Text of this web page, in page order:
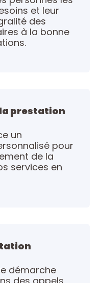
et leur
des
à la bonne
prestation
un
pour
de la
services en
démarche